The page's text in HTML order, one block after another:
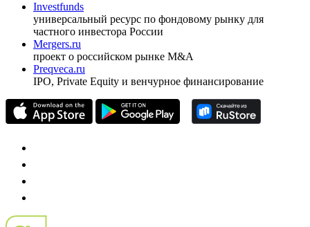
Investfunds
универсальный ресурс по фондовому рынку для
частного инвестора России
Mergers.ru
проект о российском рынке M&A
Preqveca.ru
IPO, Private Equity и венчурное финансирование